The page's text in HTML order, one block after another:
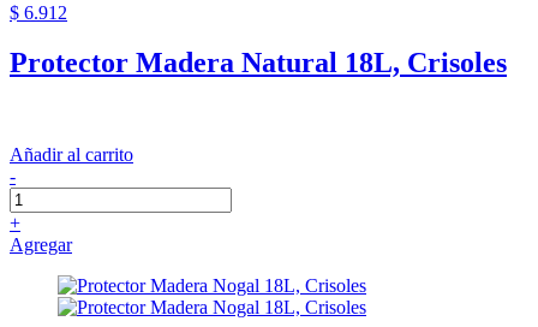
$ 6.912
Protector Madera Natural 18L, Crisoles
Añadir al carrito
-
+
Agregar